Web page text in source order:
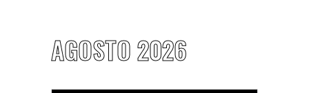
AGOSTO 2026